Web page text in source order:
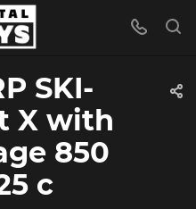
SKI-
X with
850
с